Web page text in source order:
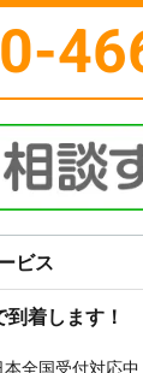
ビス
着します！
本全国受付対応